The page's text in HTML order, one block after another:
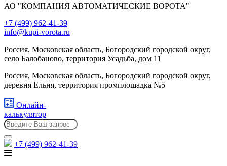
АО "КОМПАНИЯ АВТОМАТИЧЕСКИЕ ВОРОТА"
+7 (499) 962-41-39
info@kupi-vorota.ru
Россия, Московская область, Богородский городской округ,
село Балобаново, территория Усадьба, дом 11
Россия, Московская область, Богородский городской округ,
деревня Ельня, территория промплощадка №5
Онлайн-
калькулятор
+7 (499) 962-41-39